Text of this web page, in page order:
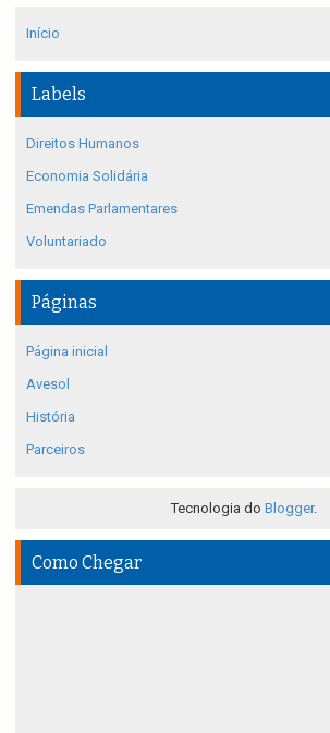
Início
Labels
Direitos Humanos
Economia Solidária
Emendas Parlamentares
Voluntariado
Páginas
Página inicial
Avesol
História
Parceiros
Tecnologia do Blogger.
Como Chegar